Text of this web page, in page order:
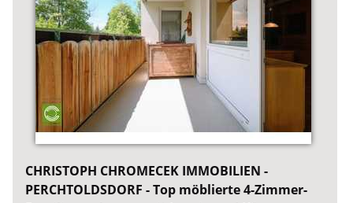
CHRISTOPH CHROMECEK IMMOBILIEN -
PERCHTOLDSDORF - Top möblierte 4-Zimmer-